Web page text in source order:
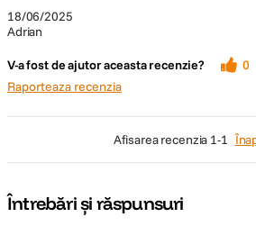
Rezolutie UHD 4K si Senzor Sony
Modul Inteligent de Supraveghere
Miscarii AI (necesita Kitul de Instalare
modul de parcare pentru a economisi
(necesita Kitul de Instalare Hardwire
70mai Night Owl Vision: algoritmul HDR
asigura imagini cu claritate excelenta
MaiColor Vivid+ Solution: algoritmul
optimizeaza imaginea in termeni de de
18/06/2025
Adrian
V-a fost de ajutor aceasta recenzie? 0
Raporteaza recenzia
afisarea recenzia 1-1
Întrebări și răspunsuri